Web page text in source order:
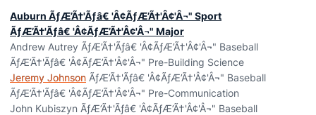
Auburn ÃƒÆ’Ã†'Ãƒâ€ 'Â¢ÃƒÆ’Ã†'Â¢'Â¬" Sport
ÃƒÆ’Ã†'Ãƒâ€ 'Â¢ÃƒÆ’Ã†'Â¢'Â¬" Major
Andrew Autrey ÃƒÆ’Ã†'Ãƒâ€ 'Â¢ÃƒÆ’Ã†'Â¢'Â¬" Baseball
ÃƒÆ’Ã†'Ãƒâ€ 'Â¢ÃƒÆ’Ã†'Â¢'Â¬" Pre-Building Science
Jeremy Johnson ÃƒÆ’Ã†'Ãƒâ€ 'Â¢ÃƒÆ’Ã†'Â¢'Â¬" Baseball
ÃƒÆ’Ã†'Ãƒâ€ 'Â¢ÃƒÆ’Ã†'Â¢'Â¬" Pre-Communication
John Kubiszyn ÃƒÆ’Ã†'Ãƒâ€ 'Â¢ÃƒÆ’Ã†'Â¢'Â¬" Baseball